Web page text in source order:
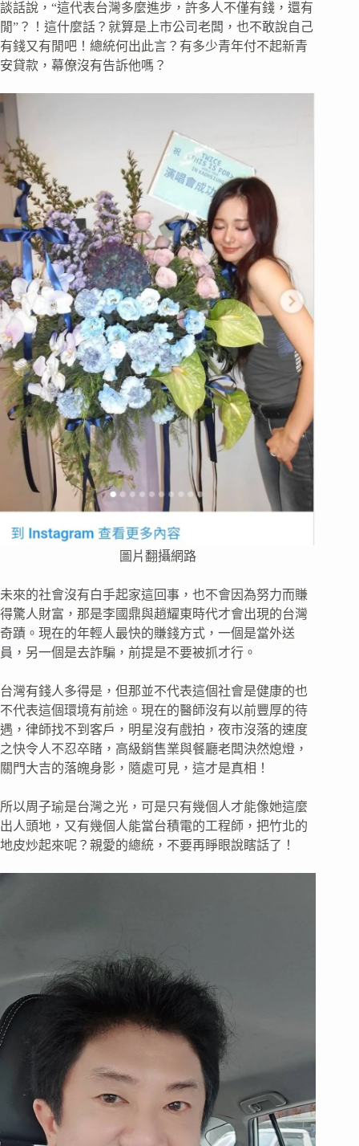
談話說，“這代表台灣多麼進步，許多人不僅有錢，還有
閒”？！這什麼話？就算是上市公司老闆，也不敢說自己
有錢又有閒吧！總統何出此言？有多少青年付不起新青
安貸款，幕僚沒有告訴他嗎？
圖片翻攝網路
未來的社會沒有白手起家這回事，也不會因為努力而賺
得驚人財富，那是李國鼎與趙耀東時代才會出現的台灣
奇蹟。現在的年輕人最快的賺錢方式，一個是當外送
員，另一個是去詐騙，前提是不要被抓才行。
台灣有錢人多得是，但那並不代表這個社會是健康的也
不代表這個環境有前途。現在的醫師沒有以前豐厚的待
遇，律師找不到客戶，明星沒有戲拍，夜市沒落的速度
之快令人不忍卒睹，高級銷售業與餐廳老闆決然熄燈，
關門大吉的落魄身影，隨處可見，這才是真相！
所以周子瑜是台灣之光，可是只有幾個人才能像她這麼
出人頭地，又有幾個人能當台積電的工程師，把竹北的
地皮炒起來呢？親愛的總統，不要再睜眼說瞎話了！